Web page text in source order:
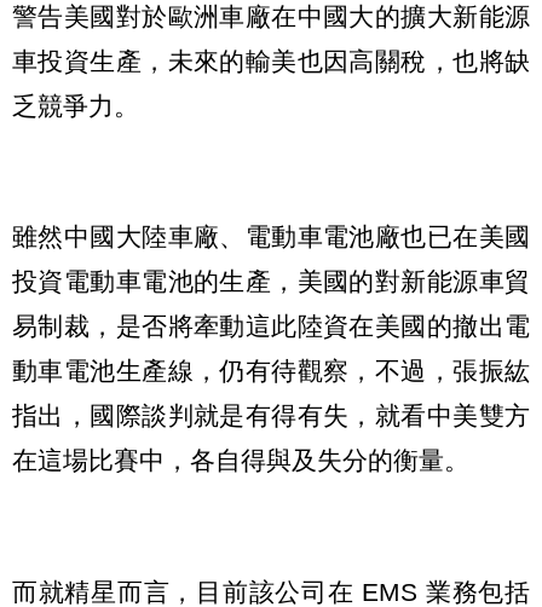
警告美國對於歐洲車廠在中國大的擴大新能源
車投資生產，未來的輸美也因高關稅，也將缺
乏競爭力。
雖然中國大陸車廠、電動車電池廠也已在美國
投資電動車電池的生產，美國的對新能源車貿
易制裁，是否將牽動這此陸資在美國的撤出電
動車電池生產線，仍有待觀察，不過，張振紘
指出，國際談判就是有得有失，就看中美雙方
在這場比賽中，各自得與及失分的衡量。
而就精星而言，目前該公司在 EMS 業務包括